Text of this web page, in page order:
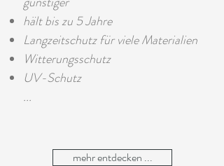
hält bis zu 5 Jahre
Langzeitschutz für viele Materialien
Witterungsschutz
UV-Schutz
...
mehr entdecken ...